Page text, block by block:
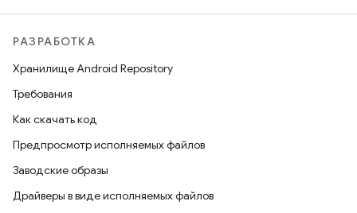
РАЗРАБОТКА
Хранилище Android Repository
Требования
Как скачать код
Предпросмотр исполняемых файлов
Заводские образы
Драйверы в виде исполняемых файлов